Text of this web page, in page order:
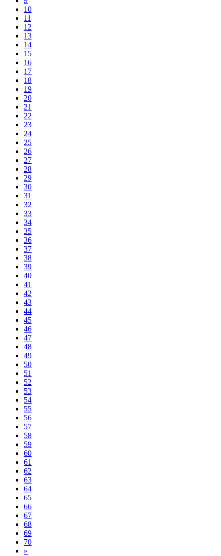
10
11
12
13
14
15
16
17
18
19
20
21
22
23
24
25
26
27
28
29
30
31
32
33
34
35
36
37
38
39
40
41
42
43
44
45
46
47
48
49
50
51
52
53
54
55
56
57
58
59
60
61
62
63
64
65
66
67
68
69
70
»